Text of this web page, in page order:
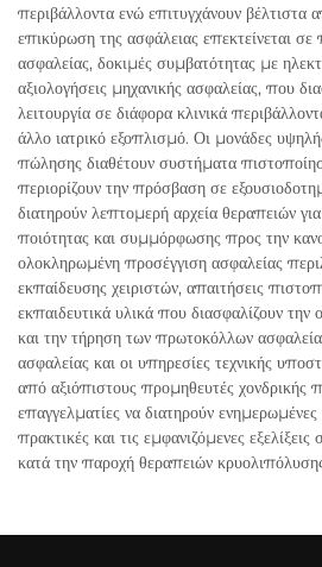
περιβάλλοντα ενώ επιτυγχάνουν βέλτιστα
επικύρωση της ασφάλειας επεκτείνεται σε
ασφαλείας, δοκιμές συμβατότητας με
αξιολογήσεις μηχανικής ασφαλείας, που
λειτουργία σε διάφορα κλινικά
άλλο ιατρικό εξοπλισμό. Οι μονάδες
πώλησης διαθέτουν συστήματα
περιορίζουν την πρόσβαση σε
διατηρούν λεπτομερή αρχεία θεραπειών
ποιότητας και συμμόρφωσης προς την
ολοκληρωμένη προσέγγιση ασφαλείας
εκπαίδευσης χειριστών, απαιτήσεις
εκπαιδευτικά υλικά που διασφαλίζουν
και την τήρηση των πρωτοκόλλων
ασφαλείας και οι υπηρεσίες τεχνικής
από αξιόπιστους προμηθευτές χονδρικής
επαγγελματίες να διατηρούν ενημερωμένες
πρακτικές και τις εμφανιζόμενες
κατά την παροχή θεραπειών